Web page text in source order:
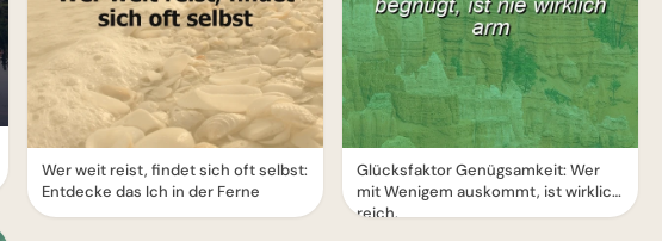
Wer weit reist, findet sich oft selbst:
Entdecke das Ich in der Ferne
Glücksfaktor Genügsamkeit: Wer
mit Wenigem auskommt, ist wirklich
reich.